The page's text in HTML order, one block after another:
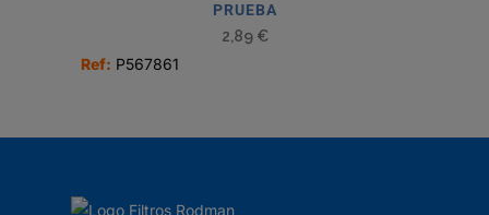
PRUEBA
2,89 €
Ref: P567861